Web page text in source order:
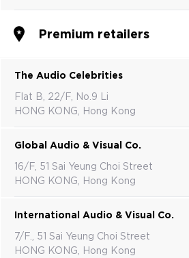
Premium retailers
The Audio Celebrities
Flat B, 22/F, No.9 Li
HONG KONG, Hong Kong
Global Audio & Visual Co.
16/F, 51 Sai Yeung Choi Street
HONG KONG, Hong Kong
International Audio & Visual Co.
7/F., 51 Sai Yeung Choi Street
HONG KONG, Hong Kong